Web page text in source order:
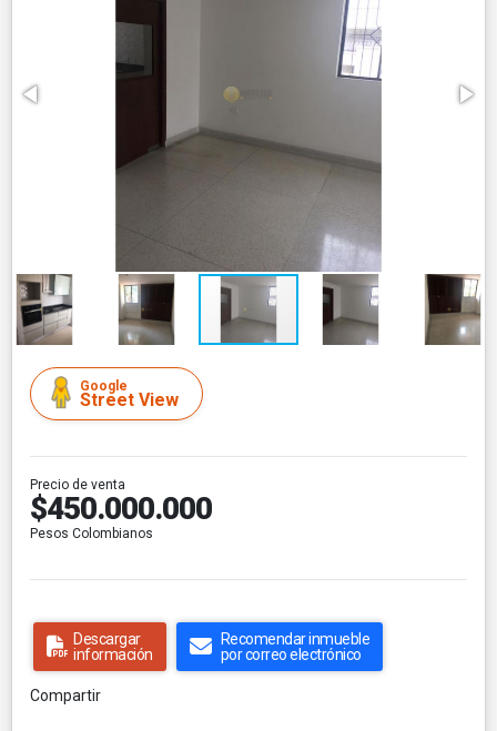
Google
Street View
Precio de venta
$450.000.000
Pesos Colombianos
Descargar
información
Recomendar inmueble
por correo electrónico
Compartir